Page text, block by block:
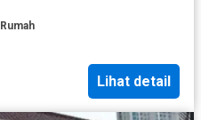
Rumah
Lihat detail